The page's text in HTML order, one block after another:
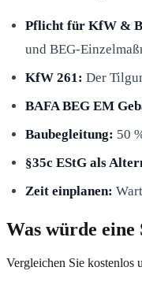
Pflicht für KfW &
und BEG-
KfW 261: Der
BAFA BEG EM
Baubegleitung: 50
§35c EStG als
Zeit einplanen:
Was würde
Vergleichen Sie kostenlos